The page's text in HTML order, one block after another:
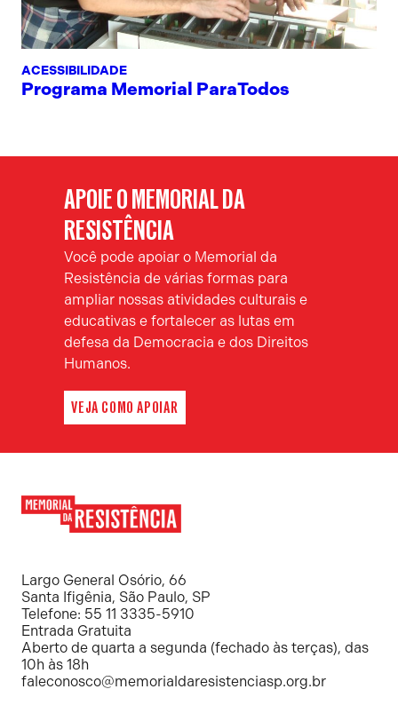
ACESSIBILIDADE
Programa Memorial ParaTodos
APOIE O MEMORIAL DA
RESISTÊNCIA
Você pode apoiar o Memorial da
Resistência de várias formas para
ampliar nossas atividades culturais e
educativas e fortalecer as lutas em
defesa da Democracia e dos Direitos
Humanos.
VEJA COMO APOIAR
Resistência
Largo General Osório, 66
Santa Ifigênia, São Paulo, SP
Telefone: 55 11 3335-5910
Entrada Gratuita
Aberto de quarta a segunda (fechado às terças), das
10h às 18h
faleconosco@memorialdaresistenciasp.org.br